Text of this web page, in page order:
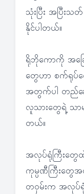
သုံးပြီး အပြီး
နိုင်ပါတယ်။
ရိုဘိုကောကို အခ
တွေဟာ စက်ရုပ်တွ
အတွက်ပါ တည်ဆ
လူသားတွေရဲ့ သာမ
တယ်။
အလုပ်ရုံကြီးတွေ
ကုမ္ပဏီကြီးတွေ
တဝှမ်းက အလု